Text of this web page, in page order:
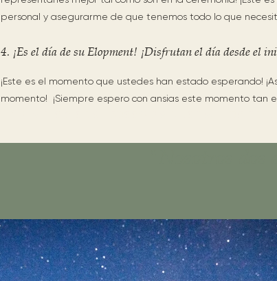
personal y asegurarme de que tenemos todo lo que
4. ¡Es el día de su Elopment! ¡Disfrutan el día desde el
¡Este es el momento que ustedes han estado esperando!
momento! ¡Siempre espero con ansias este momento tan